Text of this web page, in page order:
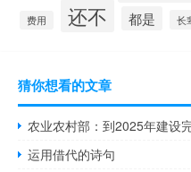
费用 还不 都是 长
猜你想看的文章
农业农村部：到2025年建设
运用借代的诗句